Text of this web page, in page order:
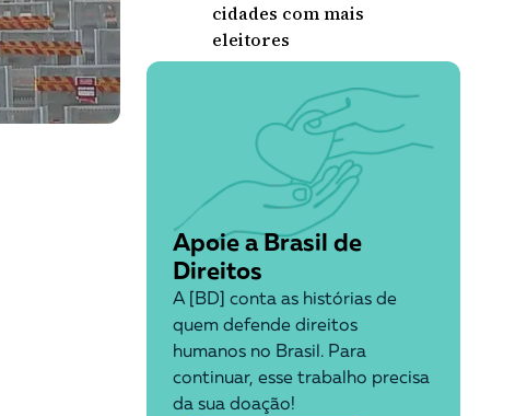
cidades com mais
eleitores
Apoie a Brasil de
Direitos
A [BD] conta as histórias de
quem defende direitos
humanos no Brasil. Para
continuar, esse trabalho precisa
da sua doação!